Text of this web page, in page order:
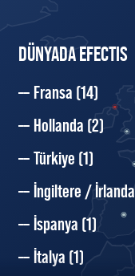
DÜNYADA EFECTIS
Fransa (14)
Hollanda (2)
Türkiye (1)
İngiltere / İrlanda
İspanya (1)
İtalya (1)